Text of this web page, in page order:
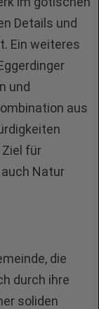
Details und
Ein weiteres
und
aus
für
Natur
die
durch ihre
soliden